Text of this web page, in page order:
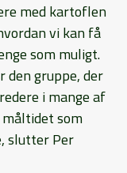
med kartoflen
vi kan få
som muligt.
den gruppe, der
i mange af
som
slutter Per